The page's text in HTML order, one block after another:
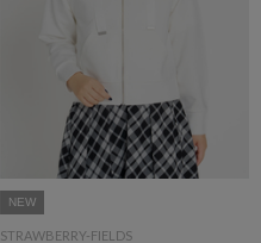
NEW
STRAWBERRY-FIELDS